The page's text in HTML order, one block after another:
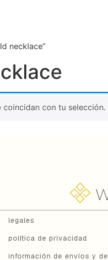
necklace”
con tu selección.
legales
política de privacidad
información de envíos y